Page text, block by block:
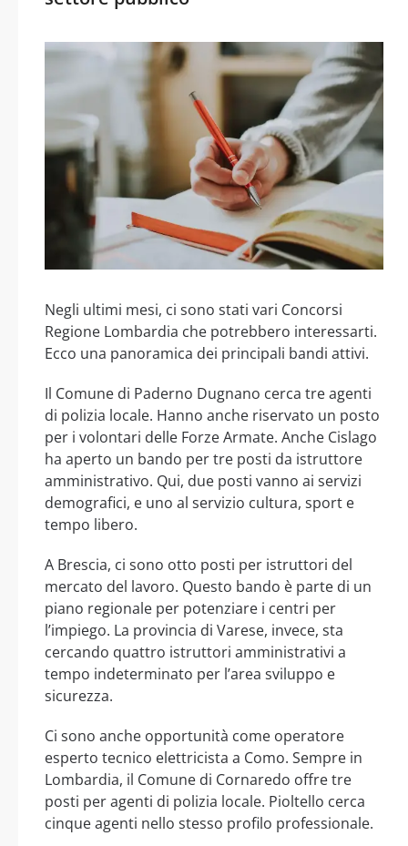
Negli ultimi mesi, ci sono stati vari Concorsi
Regione Lombardia che potrebbero interessarti.
Ecco una panoramica dei principali bandi attivi.
Il Comune di Paderno Dugnano cerca tre agenti
di polizia locale. Hanno anche riservato un posto
per i volontari delle Forze Armate. Anche Cislago
ha aperto un bando per tre posti da istruttore
amministrativo. Qui, due posti vanno ai servizi
demografici, e uno al servizio cultura, sport e
tempo libero.
A Brescia, ci sono otto posti per istruttori del
mercato del lavoro. Questo bando è parte di un
piano regionale per potenziare i centri per
l’impiego. La provincia di Varese, invece, sta
cercando quattro istruttori amministrativi a
tempo indeterminato per l’area sviluppo e
sicurezza.
Ci sono anche opportunità come operatore
esperto tecnico elettricista a Como. Sempre in
Lombardia, il Comune di Cornaredo offre tre
posti per agenti di polizia locale. Pioltello cerca
cinque agenti nello stesso profilo professionale.